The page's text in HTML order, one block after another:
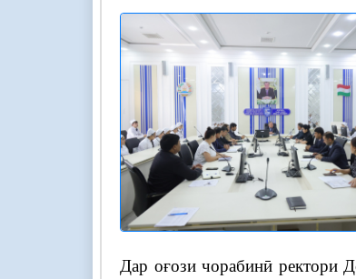
Дар оғози чорабинӣ ректори